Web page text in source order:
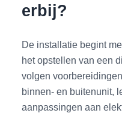
erbij?
De installatie begint
het opstellen van een
volgen
binnen- en buitenunit,
aanpassingen aan